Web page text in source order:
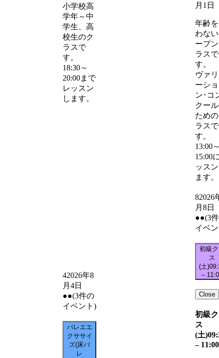
小学校高
学年～中
学生、高
校生のク
ラスで
す。
18:30～
20:00まで
レッスン
します。
月1日
年齢
わな
ープ
ラスで
す。
ヴァ
ーショ
ン･コ
クー
ため
ラスで
す。
13:00
15:00
ッス
ます。
42026年8
月4日
●●(3件の
イベント)
バレエエ
クササイ
ズ(床バ
レ
82026
月8日
●●(3
イベ
初級
ス
(土)
–
Close
初級
ス
(土)
– 11:00